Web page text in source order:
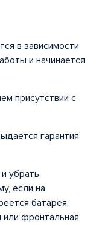
в зависимости
и начинается
присутствии с
гарантия
убрать
если на
батарея,
или фронтальная